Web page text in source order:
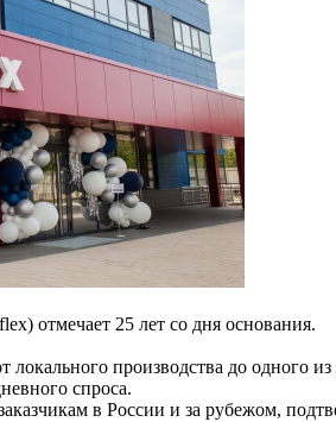
отмечает 25 лет со дня основания.
локального производства до
спроса.
в России и за рубежом,